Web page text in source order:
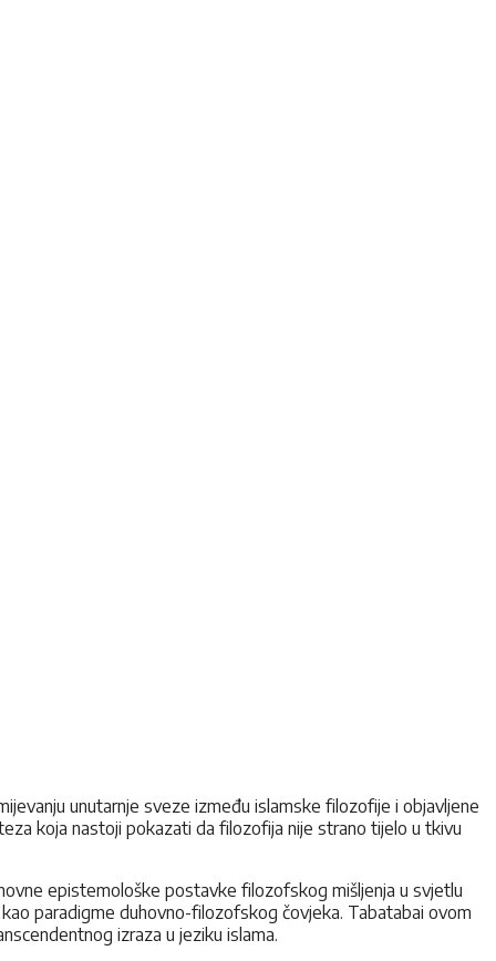
unutarnje sveze između islamske filozofije i objavljene
koja nastoji pokazati da filozofija nije strano tijelo u tkivu
epistemološke postavke filozofskog mišljenja u svjetlu
paradigme duhovno-filozofskog čovjeka. Tabatabai ovom
izraza u jeziku islama.